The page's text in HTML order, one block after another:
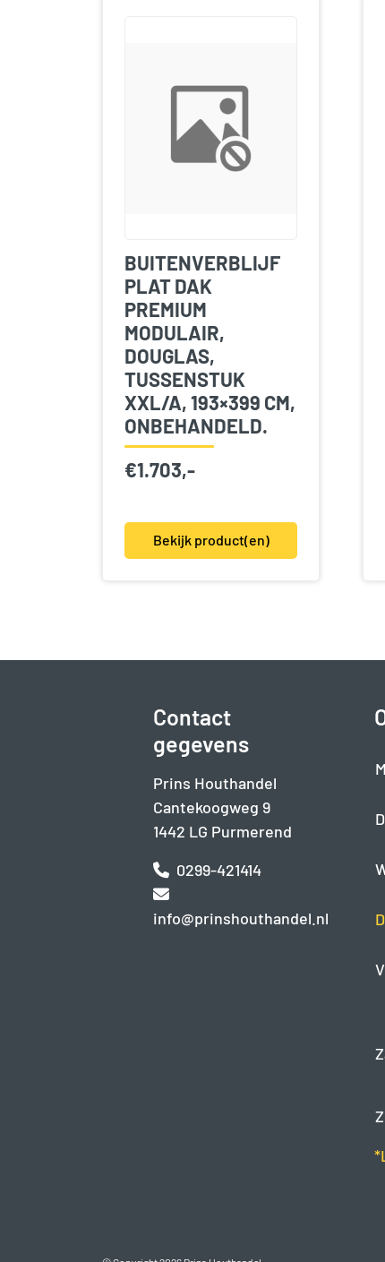
BUITENVERBLIJF
PLAT DAK
PREMIUM
MODULAIR,
DOUGLAS,
TUSSENSTUK
XXL/A, 193×399 CM,
ONBEHANDELD.
€1.703,-
Bekijk product(en)
Contact
gegevens
Prins Houthandel
Cantekoogweg 9
1442 LG Purmerend
0299-421414
info@prinshouthandel.nl